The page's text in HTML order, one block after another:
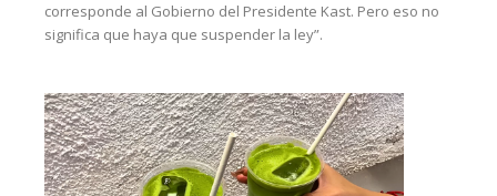
corresponde al Gobierno del Presidente Kast. Pero eso no
significa que haya que suspender la ley”.